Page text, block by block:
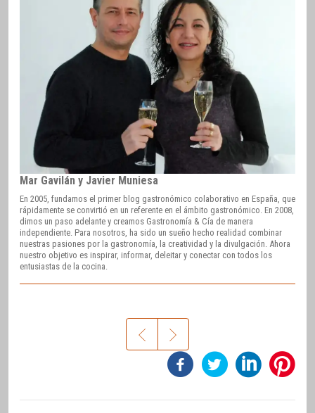
Mar Gavilán y Javier Muniesa
En 2005, fundamos el primer blog gastronómico colaborativo en España, que
rápidamente se convirtió en un referente en el ámbito gastronómico. En 2008,
dimos un paso adelante y creamos Gastronomía & Cía de manera
independiente. Para nosotros, ha sido un sueño hecho realidad combinar
nuestras pasiones por la gastronomía, la creatividad y la divulgación. Ahora
nuestro objetivo es inspirar, informar, deleitar y conectar con todos los
entusiastas de la cocina.